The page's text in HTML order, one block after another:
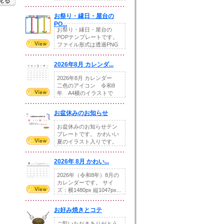
お祭り・縁日・屋台の
PO...
お祭り・縁日・屋台の
POPテンプレートです。
ファイル形式は透過PNG
2026年8月 カレンダ...
2026年8月 カレンダー
二色のアイコン 令和8
年 A4横のイラストで
お盆休みのお知らせ
お盆休みのお知らせテン
プレートです。 かわいい
夏のイラスト入りです。
2026年 8月 かわい...
2026年（令和8年）8月の
カレンダーです。 サイ
ズ：横1480px 縦1047px...
お好み焼きとコテ